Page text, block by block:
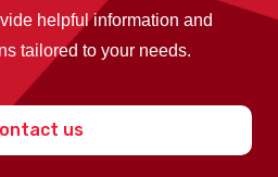
helpful information and
tailored to your needs.
us